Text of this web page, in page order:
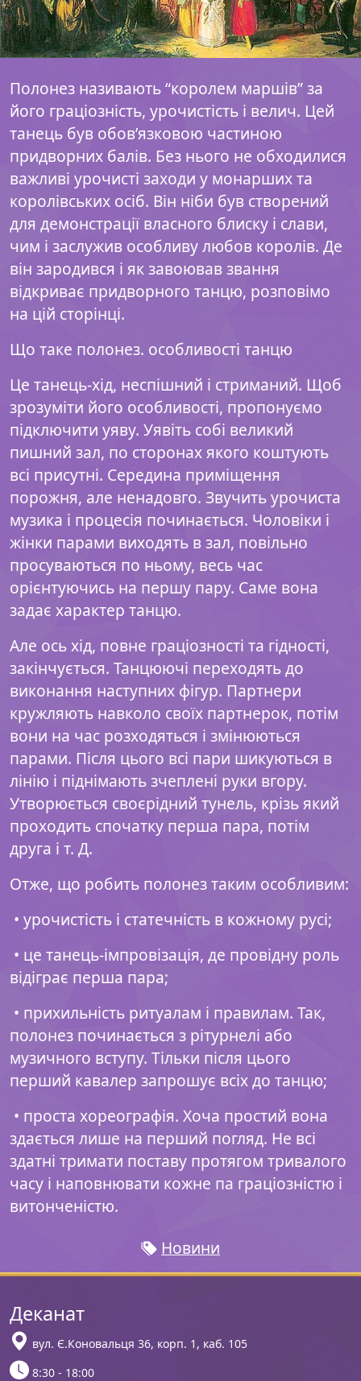
Полонез називають “королем маршів” за
його граціозність, урочистість і велич. Цей
танець був обов’язковою частиною
придворних балів. Без нього не обходилися
важливі урочисті заходи у монарших та
королівських осіб. Він ніби був створений
для демонстрації власного блиску і слави,
чим і заслужив особливу любов королів. Де
він зародився і як завоював звання
відкриває придворного танцю, розповімо
на цій сторінці.
Що таке полонез. особливості танцю
Це танець-хід, неспішний і стриманий. Щоб
зрозуміти його особливості, пропонуємо
підключити уяву. Уявіть собі великий
пишний зал, по сторонах якого коштують
всі присутні. Середина приміщення
порожня, але ненадовго. Звучить урочиста
музика і процесія починається. Чоловіки і
жінки парами виходять в зал, повільно
просуваються по ньому, весь час
орієнтуючись на першу пару. Саме вона
задає характер танцю.
Але ось хід, повне граціозності та гідності,
закінчується. Танцюючі переходять до
виконання наступних фігур. Партнери
кружляють навколо своїх партнерок, потім
вони на час розходяться і змінюються
парами. Після цього всі пари шикуються в
лінію і піднімають зчеплені руки вгору.
Утворюється своєрідний тунель, крізь який
проходить спочатку перша пара, потім
друга і т. Д.
Отже, що робить полонез таким особливим:
• урочистість і статечність в кожному русі;
• це танець-імпровізація, де провідну роль
відіграє перша пара;
• прихильність ритуалам і правилам. Так,
полонез починається з рітурнелі або
музичного вступу. Тільки після цього
перший кавалер запрошує всіх до танцю;
• проста хореографія. Хоча простий вона
здається лише на перший погляд. Не всі
здатні тримати поставу протягом тривалого
часу і наповнювати кожне па граціозністю і
витонченістю.
Новини
Деканат
вул. Є.Коновальця 36, корп. 1, каб. 105
8:30 - 18:00